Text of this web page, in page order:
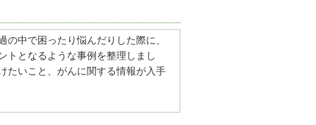
中で困ったり悩んだりした際に、
トとなるような事例を整理しまし
たいこと、がんに関する情報が入手